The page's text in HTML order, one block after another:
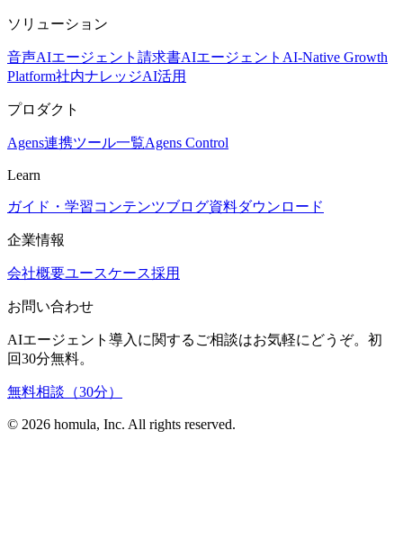
ソリューション
音声AIエージェント 請求書AIエージェント AI-Native Growth
Platform社内ナレッジAI活用
プロダクト
Agens連携ツール一覧Agens Control
Learn
ガイド・学習コンテンツブログ資料ダウンロード
企業情報
会社概要ユースケース採用
お問い合わせ
AIエージェント導入に関するご相談はお気軽にどうぞ。初
回30分無料。
無料相談（30分）
© 2026 homula, Inc. All rights reserved.